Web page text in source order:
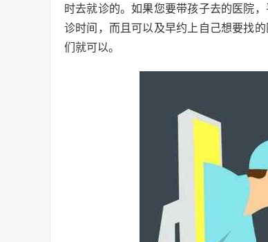
时去就诊的。如果您要带孩子去的医院
诊时间，而且可以及早约上自己想要找
们就可以。